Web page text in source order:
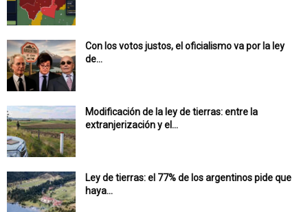
Con los votos justos, el oficialismo va por la ley
de...
Modificación de la ley de tierras: entre la
extranjerización y el...
Ley de tierras: el 77% de los argentinos pide que
haya...